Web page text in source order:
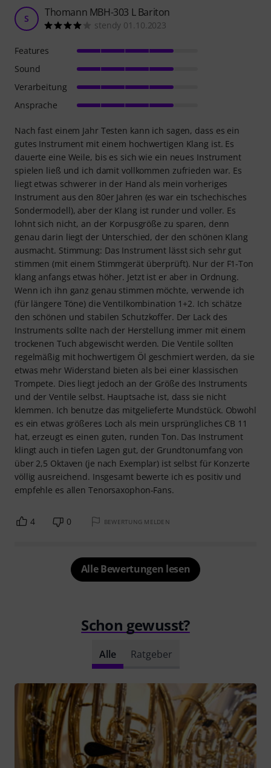
S Thomann MBH-303 L Bariton
stendy 01.10.2023
Nach fast einem Jahr Testen kann ich sagen, dass es ein
gutes Instrument mit einem hochwertigen Klang ist. Es
dauerte eine Weile, bis es sich wie ein neues Instrument
spielen ließ und ich damit vollkommen zufrieden war. Es
liegt etwas schwerer in der Hand als mein vorheriges
Instrument aus den 80er Jahren (es war ein tschechisches
Sondermodell), aber der Klang ist runder und voller. Es
lohnt sich nicht, an der Korpusgröße zu sparen, denn
genau darin liegt der Unterschied, der den schönen Klang
ausmacht. Stimmung: Das Instrument lässt sich sehr gut
stimmen (mit einem Stimmgerät überprüft). Nur der F1-Ton
klang anfangs etwas höher. Jetzt ist er aber in Ordnung.
Wenn ich ihn ganz genau stimmen möchte, verwende ich
(für längere Töne) die Ventilkombination 1+2. Ich schätze
den schönen und stabilen Schutzkoffer. Der Lack des
Instruments sollte nach der Herstellung immer mit einem
trockenen Tuch abgewischt werden. Die Ventile sollten
regelmäßig mit hochwertigem Öl geschmiert werden, da sie
etwas mehr Widerstand bieten als bei einer klassischen
Trompete. Dies liegt jedoch an der Größe des Instruments
und der Ventile selbst. Hauptsache ist, dass sie nicht
klemmen. Ich benutze das mitgelieferte Mundstück. Obwohl
es ein etwas größeres Loch als mein ursprüngliches CB 11
hat, erzeugt es einen guten, runden Ton. Das Instrument
klingt auch in tiefen Lagen gut, der Grundtonumfang von
über 2,5 Oktaven (je nach Exemplar) ist selbst für Konzerte
völlig ausreichend. Insgesamt bewerte ich es positiv und
empfehle es allen Tenorsaxophon-Fans.
Features
Sound
Verarbeitung
Ansprache
4 0 BEWERTUNG MELDEN
Alle Bewertungen lesen
Schon gewusst?
Alle Ratgeber